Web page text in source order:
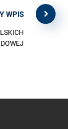
WPIS